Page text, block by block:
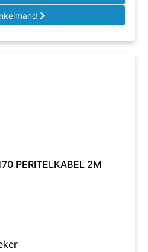
PERITELKABEL 2M